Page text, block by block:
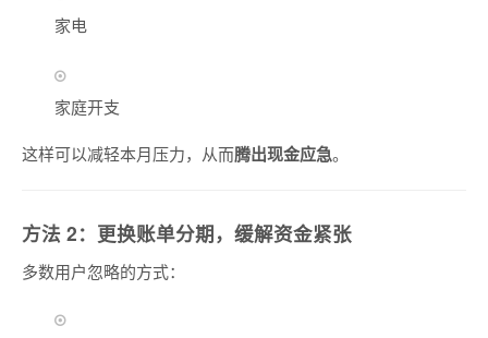
家电
家庭开支
这样可以减轻本月压力，从而腾出现金应急。
方法 2：更换账单分期，缓解资金紧张
多数用户忽略的方式：